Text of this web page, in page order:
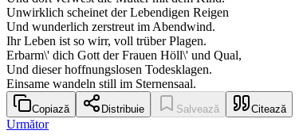
Unwirklich scheinet der Lebendigen Reigen
Und wunderlich zerstreut im Abendwind.
Ihr Leben ist so wirr, voll trüber Plagen.
Erbarm\' dich Gott der Frauen Höll\' und Qual,
Und dieser hoffnungslosen Todesklagen.
Einsame wandeln still im Sternensaal.
Copiază Distribuie Salvează Citează
Următor